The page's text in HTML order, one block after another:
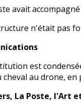
avait
n'était pas
est
cheval au drone,
La Poste, l'Art